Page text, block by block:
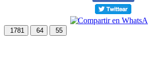
1781 64 55